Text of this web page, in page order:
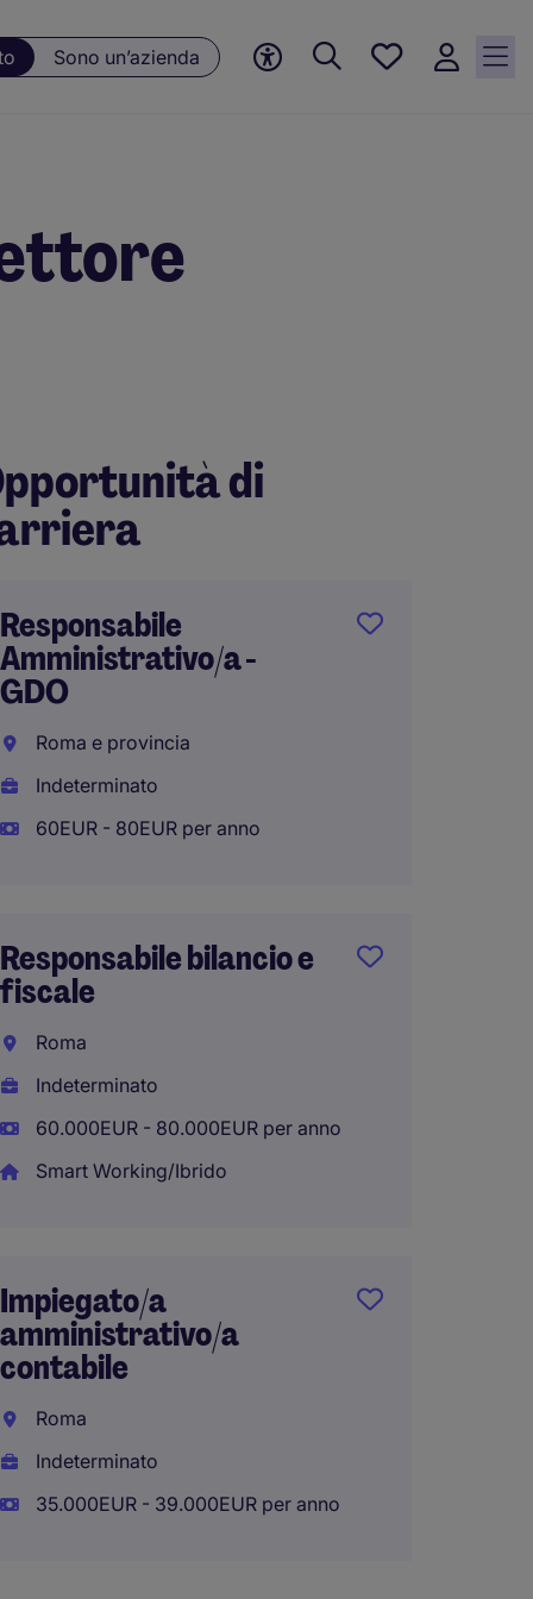
Sono un’azienda
Preferiti, 0
di
Responsabile
Amministrativo/a -
GDO
Roma e provincia
Indeterminato
60EUR - 80EUR per anno
Responsabile bilancio e
fiscale
Roma
Indeterminato
60.000EUR - 80.000EUR per anno
Smart Working/Ibrido
Impiegato/a
amministrativo/a
contabile
Roma
Indeterminato
35.000EUR - 39.000EUR per anno